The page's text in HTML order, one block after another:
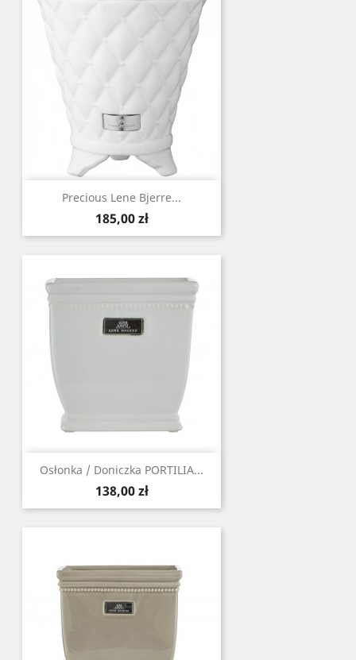
Precious Lene Bjerre...
Cena
185,00 zł
Osłonka / Doniczka PORTILIA...
Cena
138,00 zł